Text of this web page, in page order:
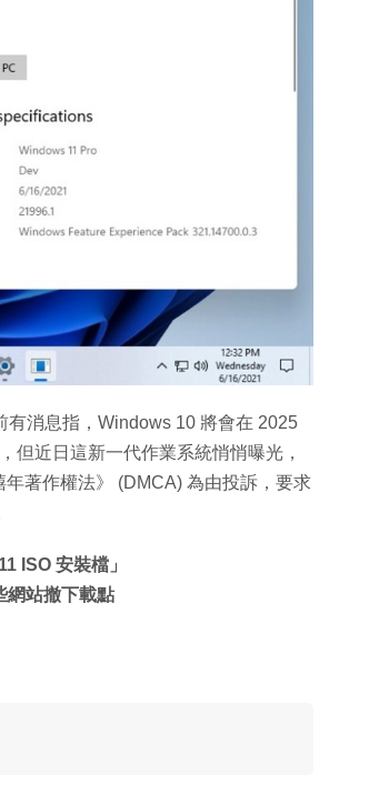
消息指，Windows 10 將會在 2025
但近日這新一代作業系統悄悄曝光，
著作權法》 (DMCA) 為由投訴，要求
ISO 安裝檔」
網站撤下載點